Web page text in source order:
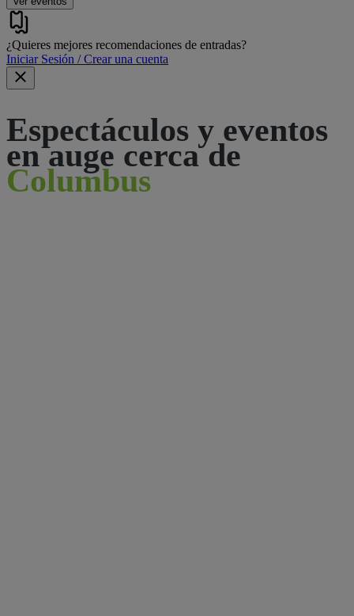
¿Quieres mejores recomendaciones de entradas?
Iniciar Sesión / Crear una cuenta
Espectáculos y eventos
en auge cerca de
Columbus